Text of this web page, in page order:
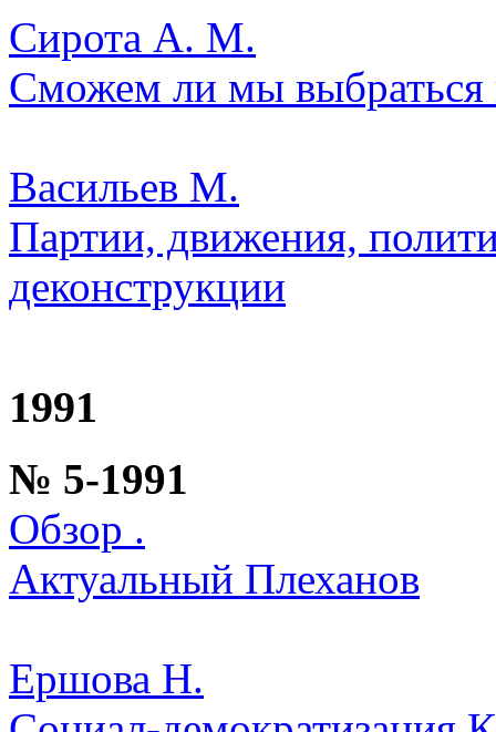
Сирота А. М.
Сможем ли мы выбраться
Васильев М.
Партии, движения,
деконструкции
1991
№ 5-1991
Обзор .
Актуальный Плеханов
Ершова Н.